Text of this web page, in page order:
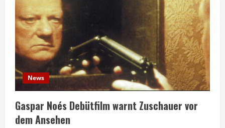
News
Gaspar Noés Debütfilm warnt Zuschauer vor
dem Ansehen